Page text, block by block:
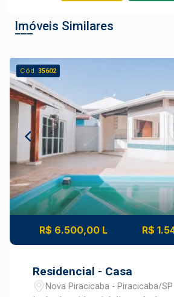
Imóveis Similares
Cód.35602
R$ 6.500,00 L R$
Residencial - Casa
Nova Piracicaba - Piracicaba/SP